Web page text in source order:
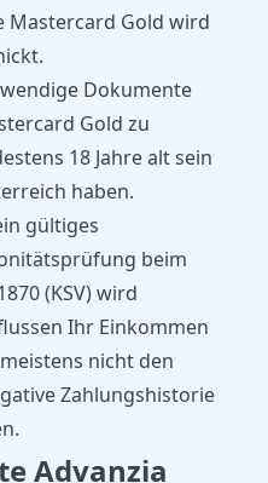
Mastercard Gold wird
Dokumente
Gold zu
18 Jahre alt sein
haben.
gültiges
beim
(KSV) wird
Ihr Einkommen
nicht den
Zahlungshistorie
Advanzia